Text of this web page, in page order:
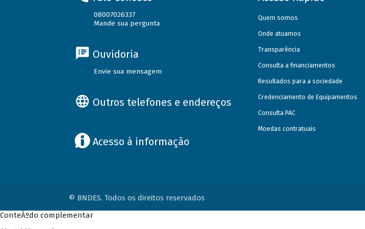
08007026337
Mande sua pergunta
Ouvidoria
Envie sua mensagem
Outros telefones e endereços
Acesso à informação
Quem somos
Onde atuamos
Transparência
Consulta a financiamentos
Resultados para a sociedade
Credenciamento de Equipamentos
Consulta PAC
Moedas contratuais
© BNDES. Todos os direitos reservados
ConteÃºdo complementar